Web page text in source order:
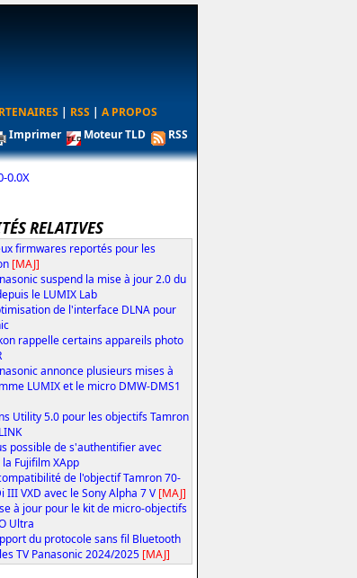
| RSS | A PROPOS
Imprimer Moteur TLD RSS
0.0X
RELATIVES
firmwares reportés pour les
[MAJ]
suspend la mise à jour 2.0 du
le LUMIX Lab
de l'interface DLNA pour
rappelle certains appareils photo
annonce plusieurs mises à
LUMIX et le micro DMW-DMS1
Utility 5.0 pour les objectifs Tamron
possible de s'authentifier avec
Fujifilm XApp
de l'objectif Tamron 70-
III VXD avec le Sony Alpha 7 V [MAJ]
à jour pour le kit de micro-objectifs
Ultra
du protocole sans fil Bluetooth
TV Panasonic 2024/2025 [MAJ]